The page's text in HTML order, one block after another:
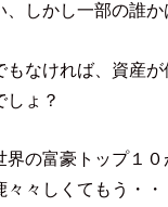
しかし一部の誰か
もなければ、資産
しょ？
界の富豪トップ１
々しくてもう・・